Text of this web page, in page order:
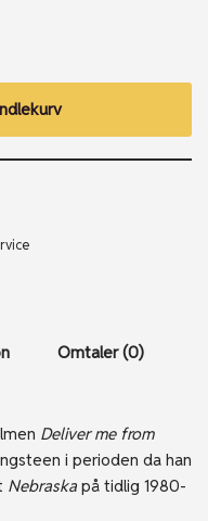
Omtaler (0)
Deliver me from
i perioden da han
Nebraska på tidlig 1980-